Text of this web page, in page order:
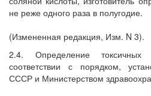
не реже одного раза в полугодие.
(Измененная редакция, Изм. N 3).
2.4. Определение
соответствии с порядком,
СССР и Министерством